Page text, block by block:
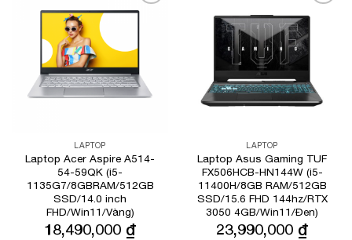
Add to
LAPTOP
Laptop Acer Aspire A514-
54-59QK (i5-
1135G7/8GBRAM/512GB
SSD/14.0 inch
FHD/Win11/Vàng)
18,490,000 ₫
Add to
Wishlist
LAPTOP
Laptop Asus Gaming TUF
FX506HCB-HN144W (i5-
11400H/8GB RAM/512GB
SSD/15.6 FHD 144hz/RTX
3050 4GB/Win11/Đen)
23,990,000 ₫